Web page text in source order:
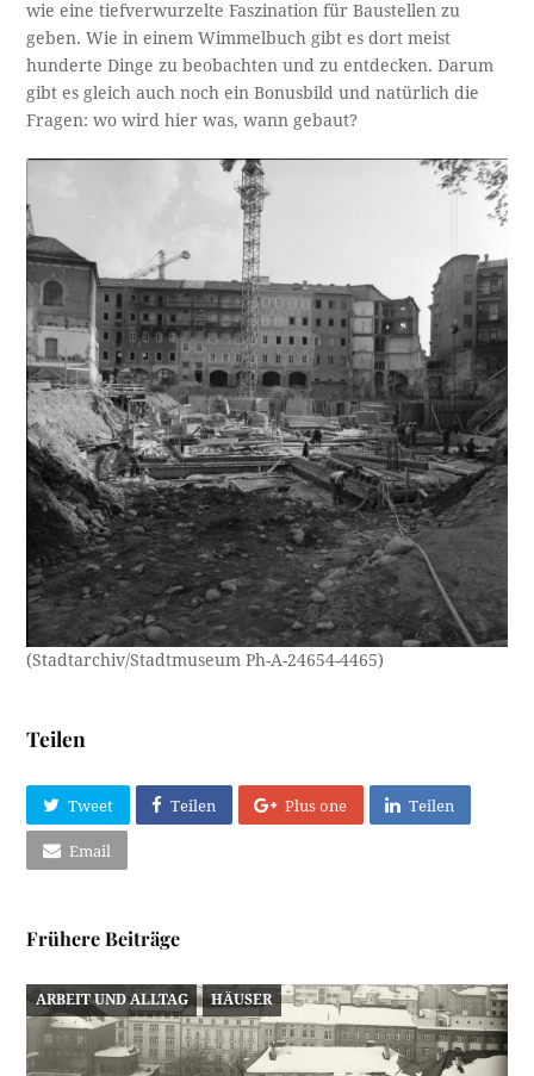
wie eine tiefverwurzelte Faszination für Baustellen zu
geben. Wie in einem Wimmelbuch gibt es dort meist
hunderte Dinge zu beobachten und zu entdecken. Darum
gibt es gleich auch noch ein Bonusbild und natürlich die
Fragen: wo wird hier was, wann gebaut?
(Stadtarchiv/Stadtmuseum Ph-A-24654-4465)
Teilen
Tweet Teilen Plus one Teilen
Email
Frühere Beiträge
ARBEIT UND ALLTAG HÄUSER